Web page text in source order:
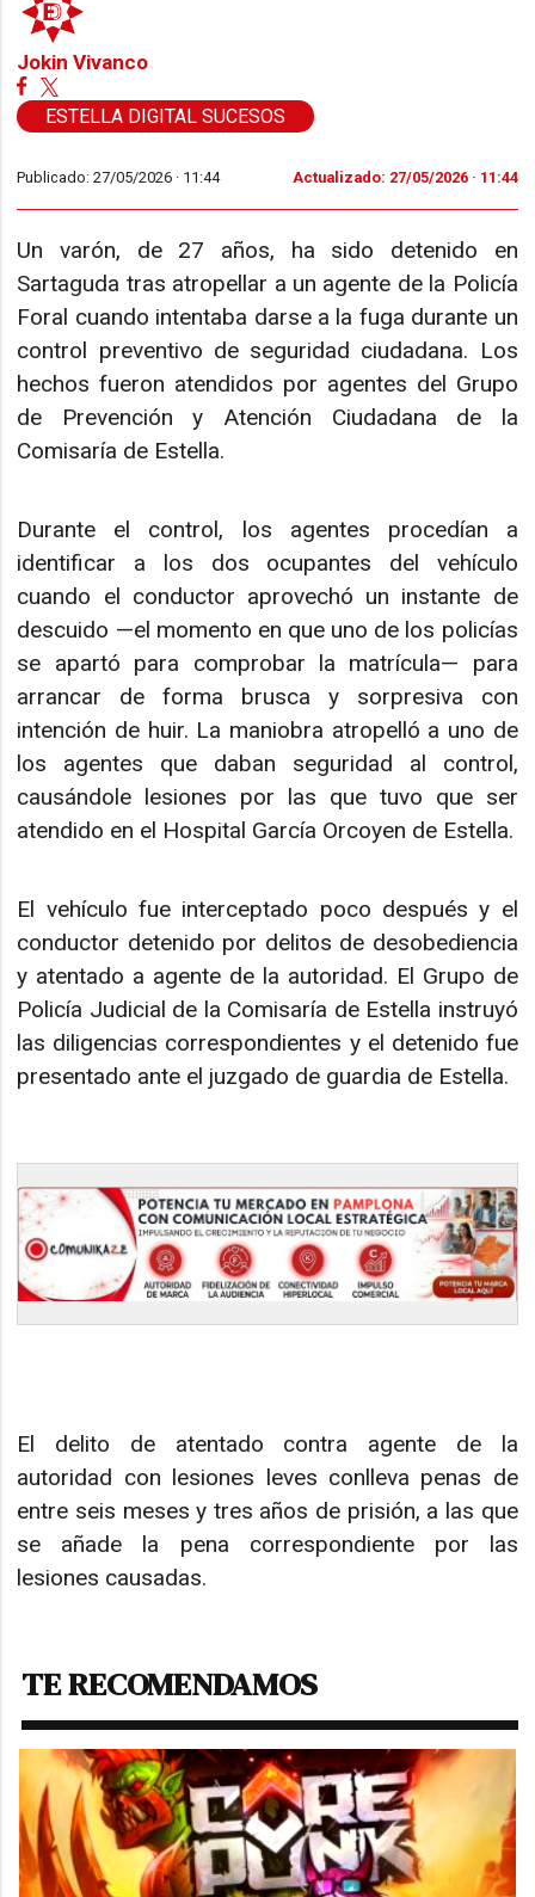
Jokin Vivanco
ESTELLA DIGITAL SUCESOS
Publicado: 27/05/2026 · 11:44 Actualizado: 27/05/2026 · 11:44
Un varón, de 27 años, ha sido detenido en
Sartaguda tras atropellar a un agente de la Policía
Foral cuando intentaba darse a la fuga durante un
control preventivo de seguridad ciudadana. Los
hechos fueron atendidos por agentes del Grupo
de Prevención y Atención Ciudadana de la
Comisaría de Estella.
Durante el control, los agentes procedían a
identificar a los dos ocupantes del vehículo
cuando el conductor aprovechó un instante de
descuido —el momento en que uno de los policías
se apartó para comprobar la matrícula— para
arrancar de forma brusca y sorpresiva con
intención de huir. La maniobra atropelló a uno de
los agentes que daban seguridad al control,
causándole lesiones por las que tuvo que ser
atendido en el Hospital García Orcoyen de Estella.
El vehículo fue interceptado poco después y el
conductor detenido por delitos de desobediencia
y atentado a agente de la autoridad. El Grupo de
Policía Judicial de la Comisaría de Estella instruyó
las diligencias correspondientes y el detenido fue
presentado ante el juzgado de guardia de Estella.
El delito de atentado contra agente de la
autoridad con lesiones leves conlleva penas de
entre seis meses y tres años de prisión, a las que
se añade la pena correspondiente por las
lesiones causadas.
TE RECOMENDAMOS